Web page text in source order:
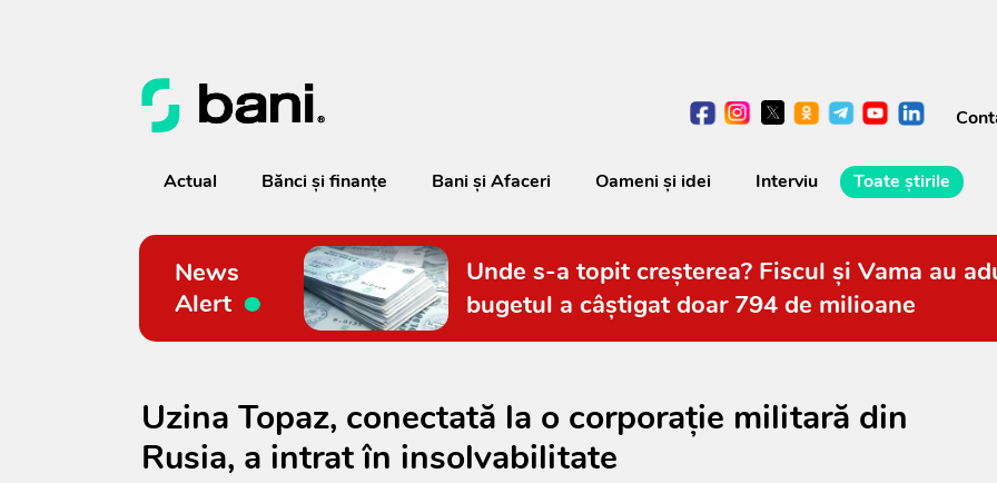
Actual Bănci şi finanţe Bani și Afaceri Oameni şi idei Interviu Toate știrile
News
Alert
Unde s-a topit creșterea? Fiscul și Vama au
bugetul a câștigat doar 794 de milioane
Uzina Topaz, conectată la o corporaţie militară din
Rusia, a intrat în insolvabilitate